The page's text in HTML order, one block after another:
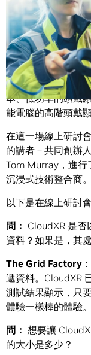
最近一期的線上研
過網路（包括 5G
本、低功率的頭戴
能電腦的高階頭戴
在這一場線上研討
的講者－共同創辦
Tom Murray，進行
沉浸式技術整合商。
以下是在線上研討
問： CloudXR 是
資料？如果是，其
The Grid Factory
遞資料。CloudXR
測試結果顯示，只
體驗一樣棒的體驗。
問： 想要讓
的大小是多少？